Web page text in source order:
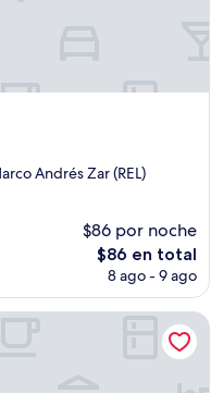
Andrés Zar (REL)
$86 por noche
El
precio
es
$86 en total
8 ago - 9 ago